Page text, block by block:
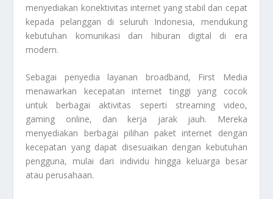
menyediakan konektivitas internet yang stabil dan cepat
kepada pelanggan di seluruh Indonesia, mendukung
kebutuhan komunikasi dan hiburan digital di era
modern.
Sebagai penyedia layanan broadband, First Media
menawarkan kecepatan internet tinggi yang cocok
untuk berbagai aktivitas seperti streaming video,
gaming online, dan kerja jarak jauh. Mereka
menyediakan berbagai pilihan paket internet dengan
kecepatan yang dapat disesuaikan dengan kebutuhan
pengguna, mulai dari individu hingga keluarga besar
atau perusahaan.